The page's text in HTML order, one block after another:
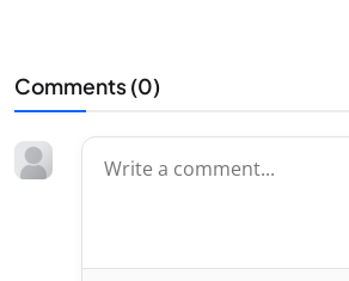
Comments (0)